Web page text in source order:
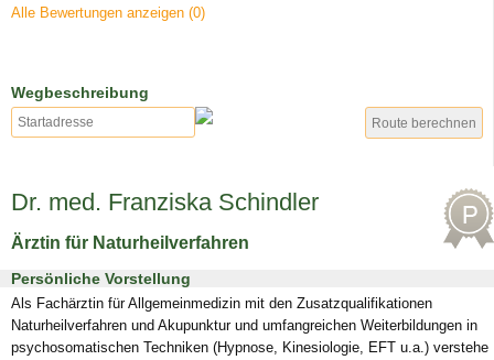
Alle Bewertungen anzeigen (0)
Wegbeschreibung
Dr. med. Franziska Schindler
Ärztin für Naturheilverfahren
Persönliche Vorstellung
Als Fachärztin für Allgemeinmedizin mit den Zusatzqualifikationen
Naturheilverfahren und Akupunktur und umfangreichen Weiterbildungen in
psychosomatischen Techniken (Hypnose, Kinesiologie, EFT u.a.) verstehe